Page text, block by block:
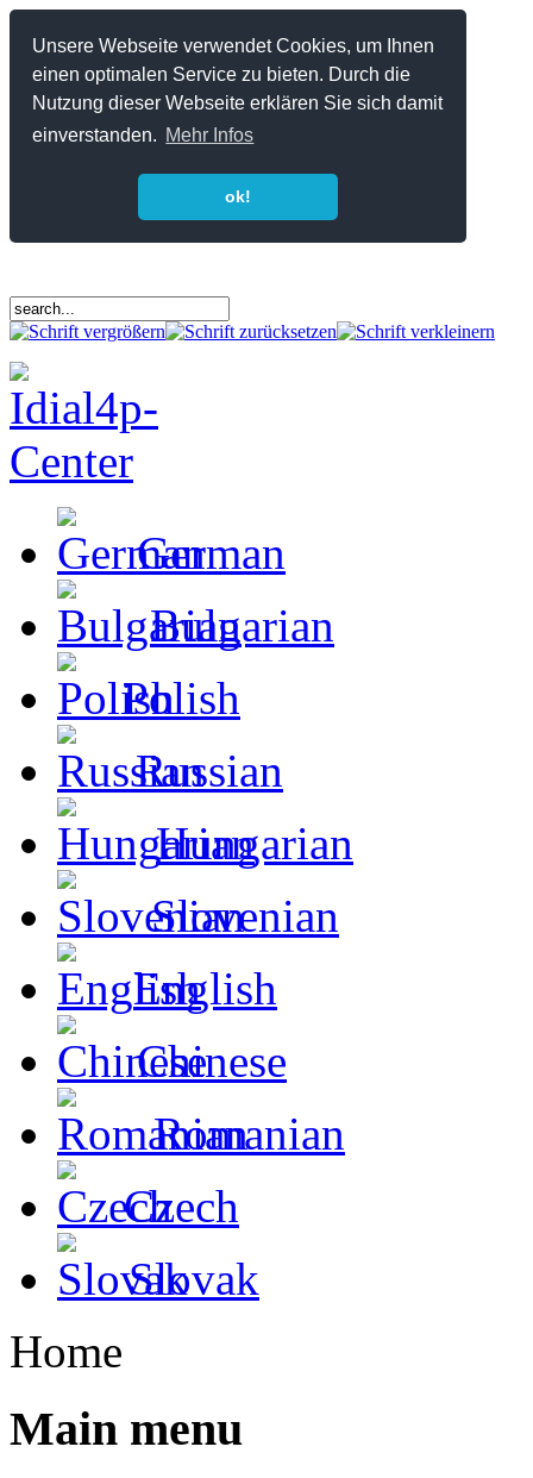
Unsere Webseite verwendet Cookies, um Ihnen
einen optimalen Service zu bieten. Durch die
Nutzung dieser Webseite erklären Sie sich damit
einverstanden. Mehr Infos
ok!
German
Bulgarian
Polish
Russian
Hungarian
Slovenian
English
Chinese
Romanian
Czech
Slovak
Home
Main menu